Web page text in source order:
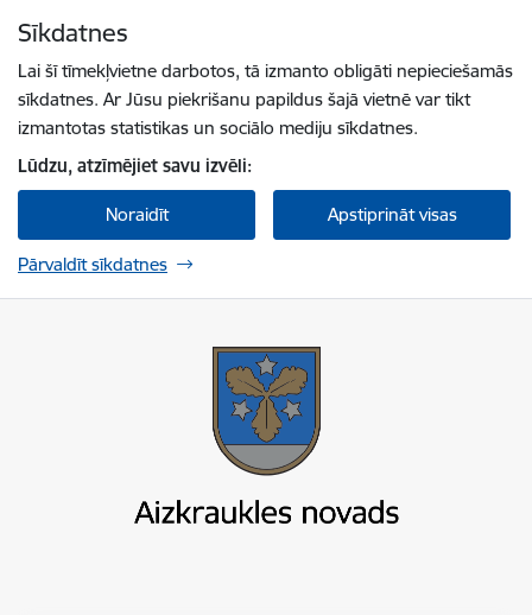
Sīkdatnes
Lai šī tīmekļvietne darbotos, tā izmanto obligāti nepieciešamās
sīkdatnes. Ar Jūsu piekrišanu papildus šajā vietnē var tikt
izmantotas statistikas un sociālo mediju sīkdatnes.
Lūdzu, atzīmējiet savu izvēli:
Noraidīt Apstiprināt visas
Pārvaldīt sīkdatnes